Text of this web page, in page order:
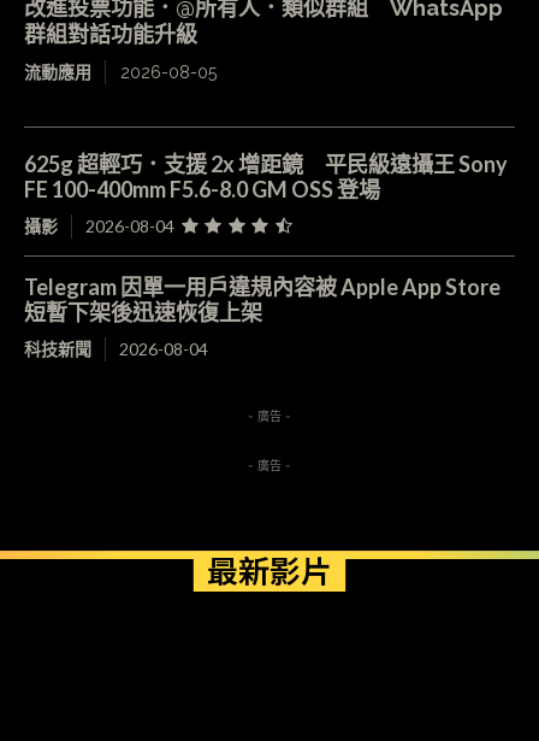
改進投票功能．@所有人．類似群組 WhatsApp
群組對話功能升級
流動應用 2026-08-05
625g 超輕巧．支援 2x 增距鏡 平民級遠攝王 Sony
FE 100-400mm F5.6-8.0 GM OSS 登場
攝影 2026-08-04
Telegram 因單一用戶違規內容被 Apple App Store
短暫下架後迅速恢復上架
科技新聞 2026-08-04
- 廣告 -
- 廣告 -
最新影片